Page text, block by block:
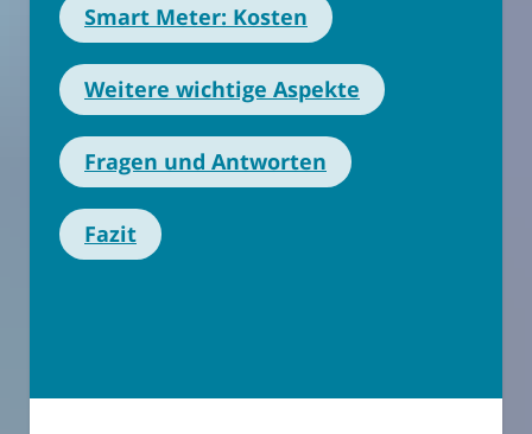
Smart Meter: Kosten
Weitere wichtige Aspekte
Fragen und Antworten
Fazit